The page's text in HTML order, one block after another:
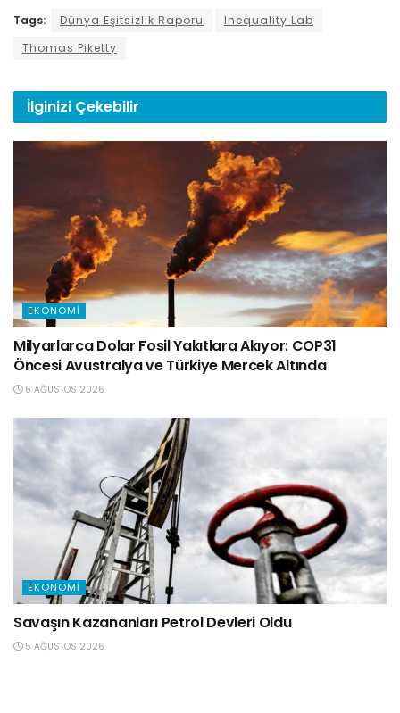
Tags: Dünya Eşitsizlik Raporu
Inequality Lab
Thomas Piketty
İlginizi Çekebilir
EKONOMI
Milyarlarca Dolar Fosil Yakıtlara Akıyor: COP31
Öncesi Avustralya ve Türkiye Mercek Altında
6 AĞUSTOS 2026
EKONOMI
Savaşın Kazananları Petrol Devleri Oldu
5 AĞUSTOS 2026